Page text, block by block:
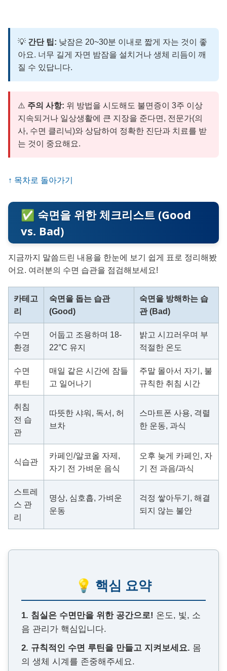
💡 간단 팁: 낮잠은 20~30분 이내로 짧게 자는 것이 좋
아요. 너무 길게 자면 밤잠을 설치거나 생체 리듬이 깨
질 수 있답니다.
⚠️ 주의 사항: 위 방법을 시도해도 불면증이 3주 이상
지속되거나 일상생활에 큰 지장을 준다면, 전문가(의
사, 수면 클리닉)와 상담하여 정확한 진단과 치료를 받
는 것이 중요해요.
↑ 목차로 돌아가기
✅ 숙면을 위한 체크리스트 (Good
vs. Bad)
지금까지 말씀드린 내용을 한눈에 보기 쉽게 표로 정리해봤
어요. 여러분의 수면 습관을 점검해보세요!
카테고
리
숙면을 돕는 습관
(Good)
숙면을 방해하는 습
관 (Bad)
수면
환경
어둡고 조용하며 18-
22°C 유지
밝고 시끄러우며 부
적절한 온도
수면
루틴
매일 같은 시간에 잠들
고 일어나기
주말 몰아서 자기, 불
규칙한 취침 시간
취침
전 습
관
따뜻한 샤워, 독서, 허
브차
스마트폰 사용, 격렬
한 운동, 과식
식습관
카페인/알코올 자제,
자기 전 가벼운 음식
오후 늦게 카페인, 자
기 전 과음/과식
스트레
스 관
리
명상, 심호흡, 가벼운
운동
걱정 쌓아두기, 해결
되지 않는 불안
💡 핵심 요약
1. 침실은 수면만을 위한 공간으로! 온도, 빛, 소
음 관리가 핵심입니다.
2. 규칙적인 수면 루틴을 만들고 지켜보세요. 몸
의 생체 시계를 존중해주세요.